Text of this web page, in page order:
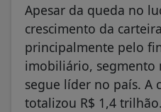
Apesar da queda no
crescimento da
principalmente pelo
imobiliário, segmento
segue líder no país. A
totalizou R$ 1,4 trilhão.